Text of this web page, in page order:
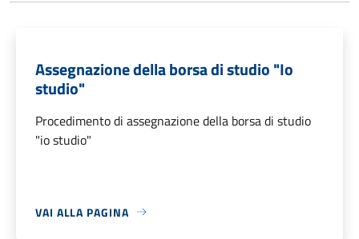
Assegnazione della borsa di studio "Io
studio"
Procedimento di assegnazione della borsa di studio
"io studio"
VAI ALLA PAGINA